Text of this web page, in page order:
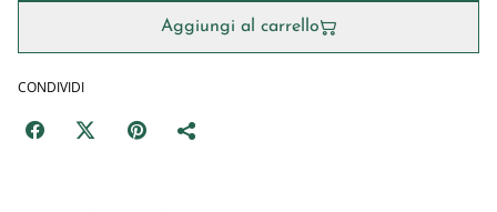
Aggiungi al carrello
CONDIVIDI